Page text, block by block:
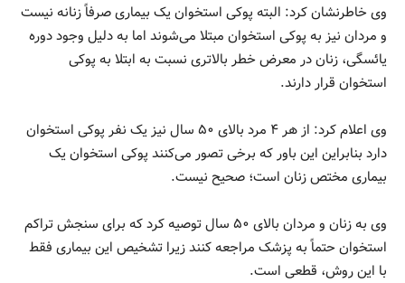
وی خاطرنشان کرد: البته پوکی استخوان یک بیماری صرفاً زنانه نیست
و مردان نیز به پوکی استخوان مبتلا می‌شوند اما به دلیل وجود دوره
یائسگی، زنان در معرض خطر بالاتری نسبت به ابتلا به پوکی
استخوان قرار دارند.
وی اعلام کرد: از هر ۴ مرد بالای ۵۰ سال نیز یک نفر پوکی استخوان
دارد بنابراین این باور که برخی تصور می‌کنند پوکی استخوان یک
بیماری مختص زنان است؛ صحیح نیست.
وی به زنان و مردان بالای ۵۰ سال توصیه کرد که برای سنجش تراکم
استخوان حتماً به پزشک مراجعه کنند زیرا تشخیص این بیماری فقط
با این روش، قطعی است.